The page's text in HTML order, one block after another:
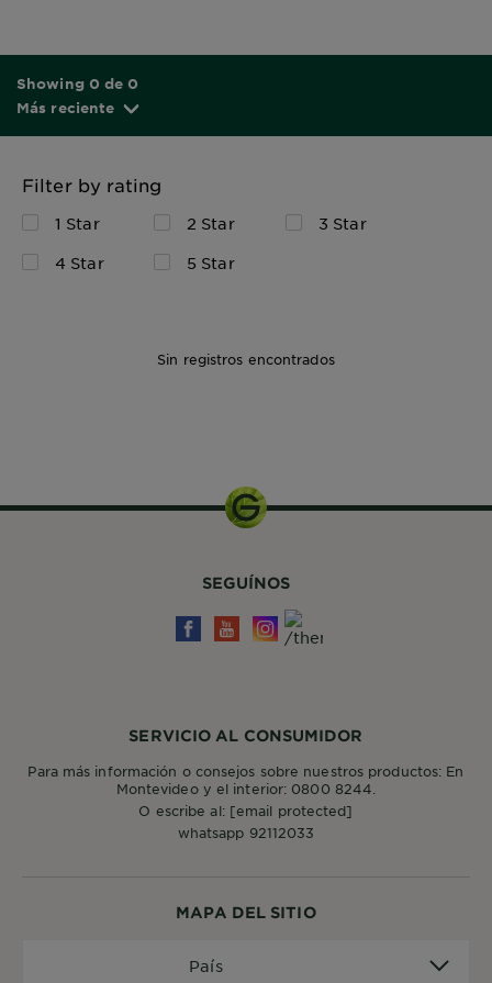
Showing 0 de 0
Más reciente
Filter by rating
1 Star 2 Star
3 Star
4 Star
5 Star
Sin registros encontrados
MAPA DEL SITIO
País
SERVICIO AL CONSUMIDOR
Para más información o consejos sobre nuestros productos: En
Montevideo y el interior: 0800 8244.
O escribe al: [email protected]
whatsapp 92112033
SEGUÍNOS